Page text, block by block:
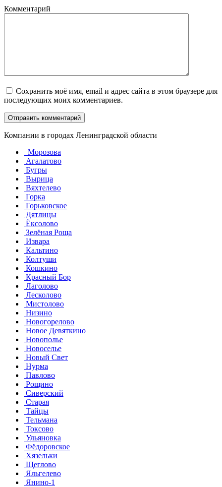
Комментарий
Сохранить моё имя, email и адрес сайта в этом браузере для
последующих моих комментариев.
Компании в городах Ленинградской области
Морозова
Агалатово
Бугры
Вырица
Вяхтелево
Горка
Горьковское
Дятлицы
Ёксолово
Зелёная Роща
Извара
Кальтино
Колтуши
Кошкино
Красный Бор
Лаголово
Лесколово
Мистолово
Низино
Новогорелово
Новое Девяткино
Новополье
Новоселье
Новый Свет
Нурма
Павлово
Рощино
Сиверский
Старая
Тайцы
Тельмана
Токсово
Ульяновка
Фёдоровское
Хязельки
Щеглово
Яльгелево
Янино-1